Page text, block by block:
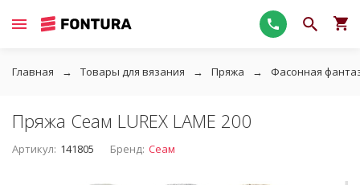
Главная Товары для вязания Пряжа Фасонная
Пряжа Сеам LUREX LAME 200
Артикул: 141805 Бренд: Сеам